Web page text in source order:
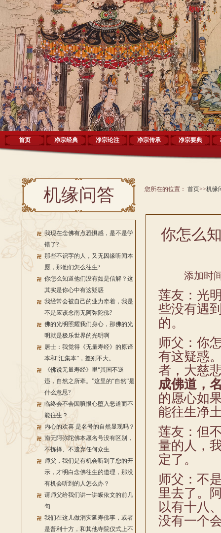
首页 净宗经典 净宗论注 净宗传承 净宗要典
机缘问答
我现在念佛有点恐惧感，是不是学
错了?
那些不识字的人，又无因缘听闻本
愿，那他们怎么往生?
你怎么知道他们没有如是信解？这
其实是你心中有这疑惑
我经常会被自己的业力牵着，我是
不是应该念南无阿弥陀佛?
佛的光明照耀我们身心，那佛的光
明就是极乐世界的光明啊
居士：我觉得《无量寿经》的原译
本和“汇集本”，差别不大。
《佛说无量寿经》里“其国不逆
违，自然之所牵。”这里的“自然”是
什么意思?
临终会不会因嗔恨心堕入恶道而不
能往生？
内心的欢喜 是名号的自然显现吗？
南无阿弥陀佛本愿名号没有区别，
不拣择、不遗弃任何众生
师父，我们是有机会听到了您的开
示，才明白念佛往生的道理，那没
有机会听到的人怎么办？
请师父给我们讲一讲皈依文的前几
句
我们在这儿做消灾延寿佛事，或者
是普利十方，和其他寺院仪式上不
您所在的位置： 首页>>机缘
你怎么
添加时
莲友：光
些没有遇
的。
师父：你
有这疑惑
者，大慈
成佛道，
的愿心如
能往生净
莲友：但
量的人，
定了。
师父：不
里去了。
以有十八
没有一个